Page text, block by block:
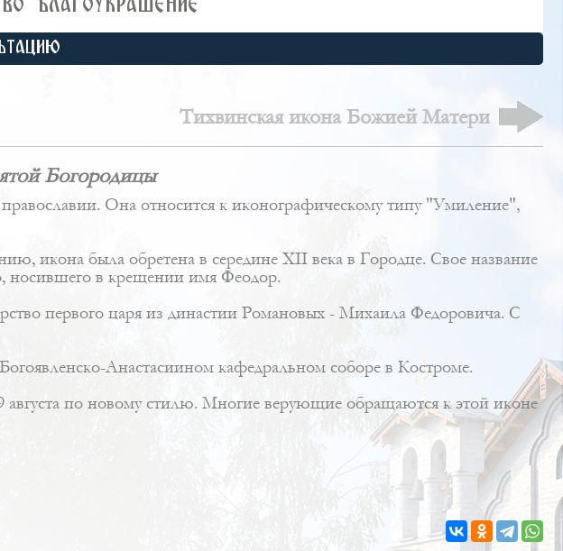
БЛАГОУКРАШЕНИЕ
Тихвинская икона Божией Матери
Богородицы
Она относится к иконографическому типу "Умиление",
икона была обретена в середине XII века в Городце. Свое название
носившего в крещении имя Феодор.
первого царя из династии Романовых - Михаила Федоровича. С
Анастасиином кафедральном соборе в Костроме.
по новому стилю. Многие верующие обращаются к этой иконе